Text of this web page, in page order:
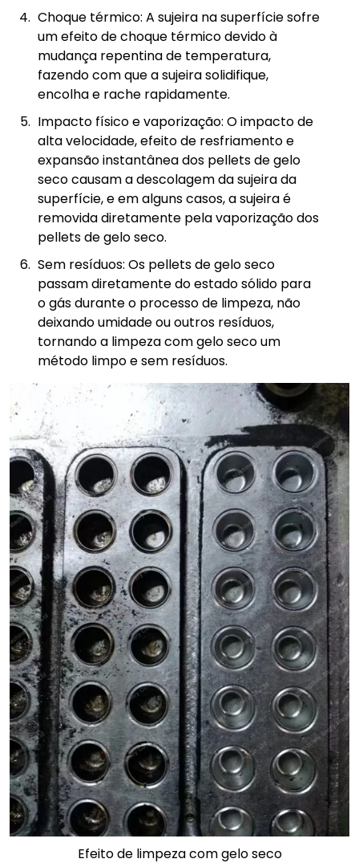
Choque térmico: A sujeira na superfície sofre
um efeito de choque térmico devido à
mudança repentina de temperatura,
fazendo com que a sujeira solidifique,
encolha e rache rapidamente.
Impacto físico e vaporização: O impacto de
alta velocidade, efeito de resfriamento e
expansão instantânea dos pellets de gelo
seco causam a descolagem da sujeira da
superfície, e em alguns casos, a sujeira é
removida diretamente pela vaporização dos
pellets de gelo seco.
Sem resíduos: Os pellets de gelo seco
passam diretamente do estado sólido para
o gás durante o processo de limpeza, não
deixando umidade ou outros resíduos,
tornando a limpeza com gelo seco um
método limpo e sem resíduos.
Efeito de limpeza com gelo seco